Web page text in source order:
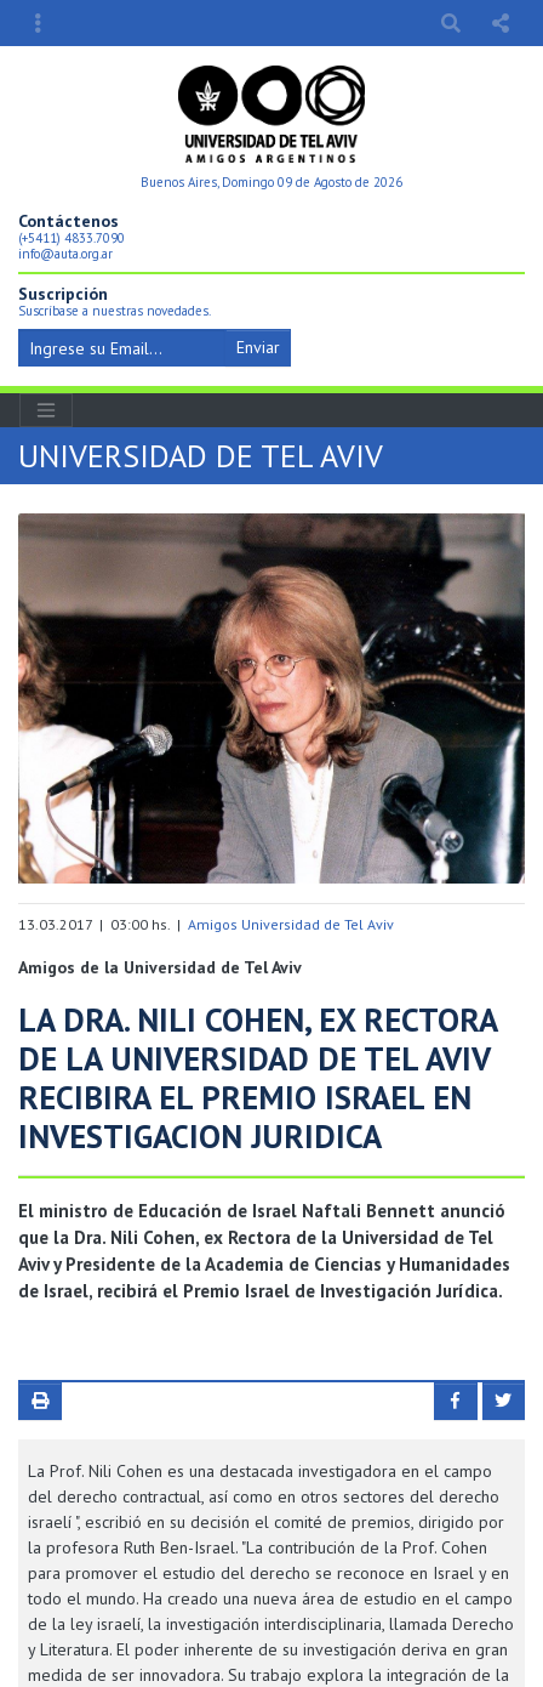
Buenos Aires, Domingo 09 de Agosto de 2026
Contáctenos
(+5411) 4833.7090
info@auta.org.ar
Suscripción
Suscríbase a nuestras novedades.
Enviar
UNIVERSIDAD DE TEL AVIV
13.03.2017 | 03:00 hs. | Amigos Universidad de Tel Aviv
Amigos de la Universidad de Tel Aviv
LA DRA. NILI COHEN, EX RECTORA
DE LA UNIVERSIDAD DE TEL AVIV
RECIBIRA EL PREMIO ISRAEL EN
INVESTIGACION JURIDICA
El ministro de Educación de Israel Naftali Bennett anunció
que la Dra. Nili Cohen, ex Rectora de la Universidad de Tel
Aviv y Presidente de la Academia de Ciencias y Humanidades
de Israel, recibirá el Premio Israel de Investigación Jurídica.
La Prof. Nili Cohen es una destacada investigadora en el campo
del derecho contractual, así como en otros sectores del derecho
israelí ", escribió en su decisión el comité de premios, dirigido por
la profesora Ruth Ben-Israel. "La contribución de la Prof. Cohen
para promover el estudio del derecho se reconoce en Israel y en
todo el mundo. Ha creado una nueva área de estudio en el campo
de la ley israelí, la investigación interdisciplinaria, llamada Derecho
y Literatura. El poder inherente de su investigación deriva en gran
medida de ser innovadora. Su trabajo explora la integración de la